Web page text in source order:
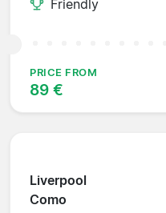
Friendly
PRICE FROM
89 €
Liverpool
Como